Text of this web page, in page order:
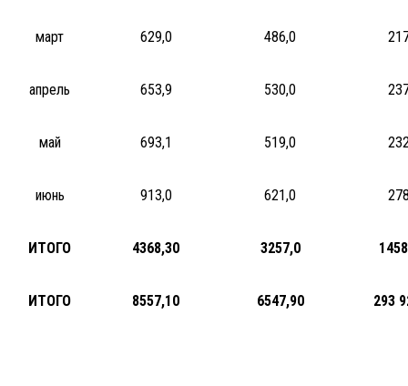
март 629,0 486,0
апрель 653,9 530,0
май 693,1 519,0
июнь 913,0 621,0
ИТОГО 4368,30 3257,0
ИТОГО 8557,10 6547,90 293